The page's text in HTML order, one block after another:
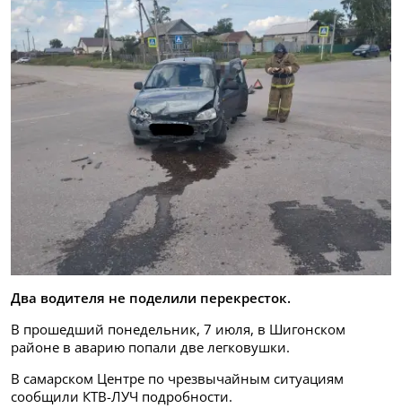
Два водителя не поделили перекресток.
В прошедший понедельник, 7 июля, в Шигонском
районе в аварию попали две легковушки.
В самарском Центре по чрезвычайным ситуациям
сообщили КТВ-ЛУЧ подробности.